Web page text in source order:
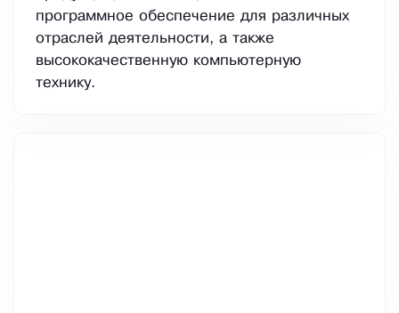
программное обеспечение для различных
отраслей деятельности, а также
высококачественную компьютерную
технику.